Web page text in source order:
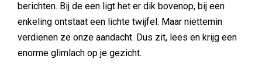
berichten. Bij de een ligt het er dik bovenop, bij een
enkeling ontstaat een lichte twijfel. Maar niettemin
verdienen ze onze aandacht. Dus zit, lees en krijg een
enorme glimlach op je gezicht.